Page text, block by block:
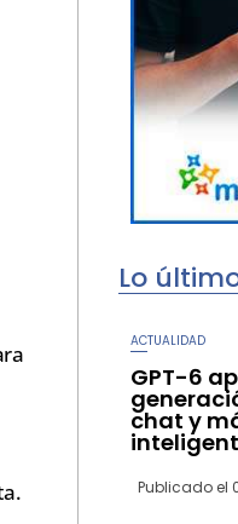
Lo
ACTUALIDAD
GPT-6
chat y
Publicado el